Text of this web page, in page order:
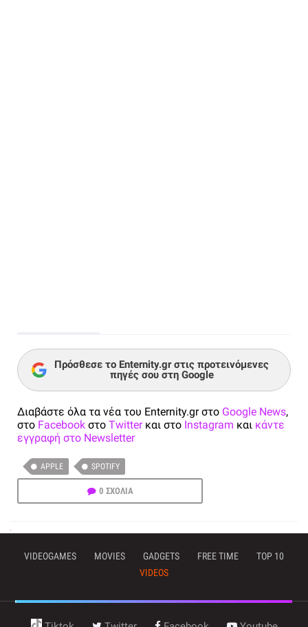
Πρόσθεσε το Enternity.gr στις προτεινόμενες
πηγές σου στη Google
Διαβάστε όλα τα νέα του Enternity.gr στο Google News,
στο Facebook στο Twitterκαι στο Instagram και κάντε
εγγραφή στο Newsletter
APPLE SPOTIFY
0 ΣΧΟΛΙΑ
VIDEOGAMES MOVIES GADGETS FREE TIME
TOP 10
VIDEOS